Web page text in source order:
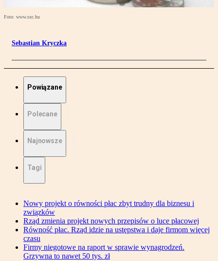
Foto: www.sxc.hu
Sebastian Kryczka
Powiązane
Polecane
Najnowsze
Tagi
Nowy projekt o równości płac zbyt trudny dla biznesu i
związków
Rząd zmienia projekt nowych przepisów o luce płacowej
Równość płac. Rząd idzie na ustępstwa i daje firmom więcej
czasu
Firmy niegotowe na raport w sprawie wynagrodzeń.
Grzywna to nawet 50 tys. zł